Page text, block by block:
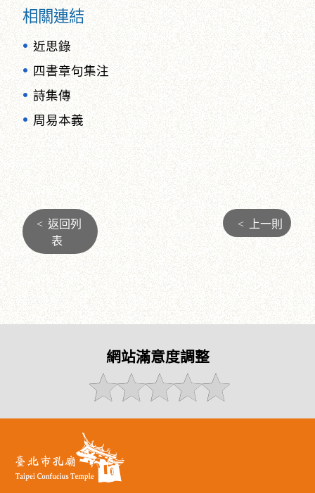
相關連結
近思錄
四書章句集注
詩集傳
周易本義
< 返回列
表
< 上一則
網站滿意度調整